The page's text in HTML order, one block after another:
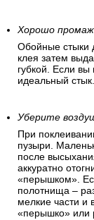
Хорошо
Обойные стыки
клея затем
губкой. Если вы
идеальный стык.
Уберите
При
пузыри.
после
аккуратно
«перышком».
полотнища –
мелкие части и
«перышко» или